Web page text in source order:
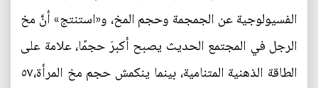
الفسيولوجية عن الجمجمة وحجم المخ، و«استنتج» أنَّ مخ
الرجل في المجتمع الحديث يصبح أكبرَ حجمًا، علامة على
الطاقة الذهنية المتنامية، بينما ينكمش حجم مخ المرأة،٥٧